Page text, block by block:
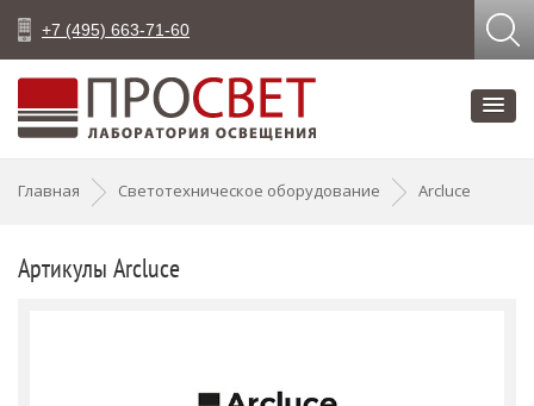
+7 (495) 663-71-60
Главная Светотехническое оборудование Arcluce
Артикулы Arcluce